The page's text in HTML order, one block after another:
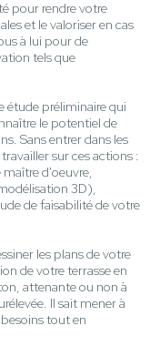
pour rendre votre
et le valoriser en cas
à lui pour de
tels que
étude préliminaire qui
le potentiel de
Sans entrer dans les
sur ces actions :
d'oeuvre,
3D),
de faisabilité de votre
les plans de votre
de votre terrasse en
attenante ou non à
Il sait mener à
tout en